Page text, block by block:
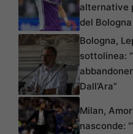
alternative
del Bologna
Bologna,
sottolinea:
Dall’Ara”
Milan,
nasconde: